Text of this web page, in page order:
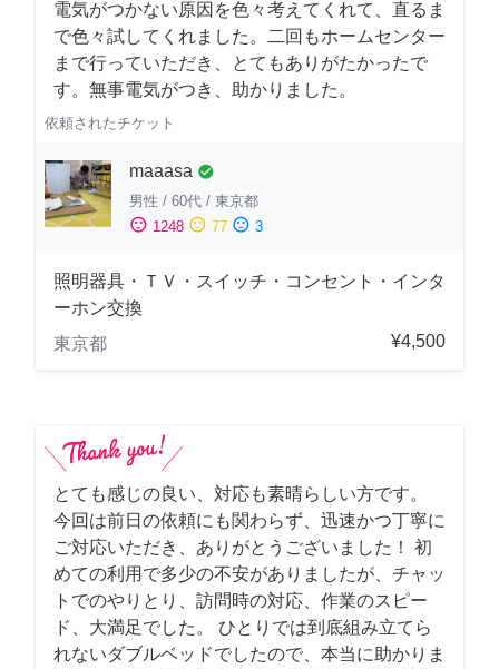
電気がつかない原因を色々考えてくれて、直るま
で色々試してくれました。二回もホームセンター
まで行っていただき、とてもありがたかったで
す。無事電気がつき、助かりました。
依頼されたチケット
maaasa check_circle
男性 / 60代 / 東京都
sentiment_satisfied 1248 sentiment_neutral 77 sentiment_dissatisfied 3
照明器具・ＴＶ・スイッチ・コンセント・インタ
ーホン交換
東京都
¥4,500
とても感じの良い、対応も素晴らしい方です。
今回は前日の依頼にも関わらず、迅速かつ丁寧に
ご対応いただき、ありがとうございました！ 初
めての利用で多少の不安がありましたが、チャッ
トでのやりとり、訪問時の対応、作業のスピー
ド、大満足でした。 ひとりでは到底組み立てら
れないダブルベッドでしたので、本当に助かりま